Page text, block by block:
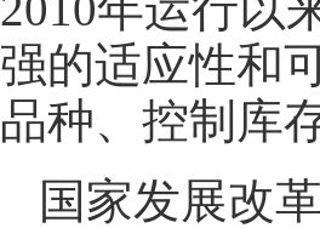
强的适应性和
品种、控制库
国家发展改